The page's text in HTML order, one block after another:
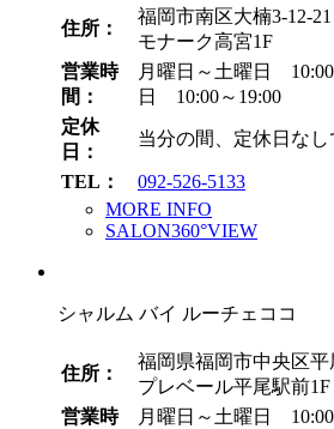
住所：
福岡市南区大楠3-12-21
モナーク高宮1F
営業時
間：
月曜日～土曜日 10:00
日 10:00～19:00
定休
日：
当分の間、定休日なし
TEL：
092-526-5133
MORE INFO
SALON360°VIEW
シャルム バイ ルーチェココ
住所：
福岡県福岡市中央区平
プレベール平尾駅前1F
営業時
月曜日～土曜日 10:00